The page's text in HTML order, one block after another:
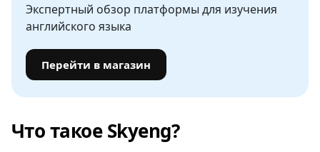
Экспертный обзор платформы для изучения
английского языка
Перейти в магазин
Что такое Skyeng?